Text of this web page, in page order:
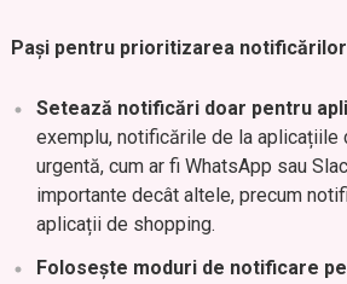
Pași pentru prioritizarea
Setează notificări doar pentru
exemplu, notificările de la aplicațiile
urgentă, cum ar fi WhatsApp sau
importante decât altele, precum
aplicații de shopping.
Folosește moduri de notificare